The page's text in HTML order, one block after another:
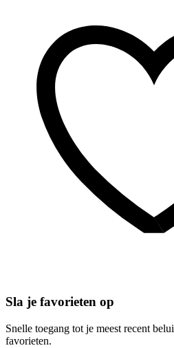
Sla je favorieten op
Snelle toegang tot je meest recent
favorieten.